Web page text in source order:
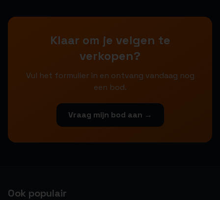
Klaar om je velgen te
verkopen?
Vul het formulier in en ontvang vandaag nog
een bod.
Vraag mijn bod aan →
Ook populair